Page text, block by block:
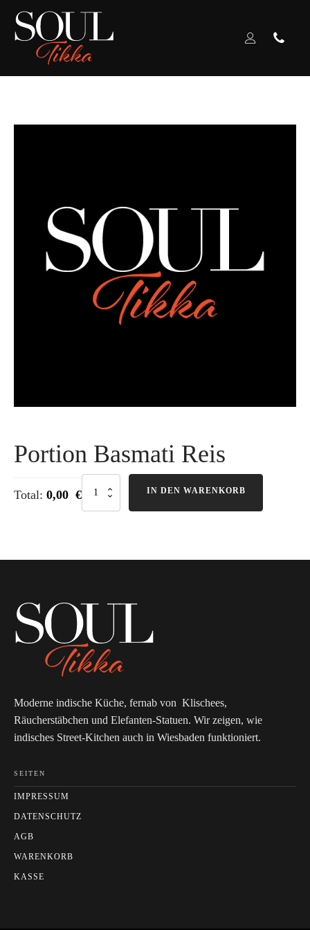
Portion Basmati Reis
Total: 0,00 €Basmati
Reis
IN DEN WARENKORB
Moderne indische Küche, fernab von Klischees,
Räucherstäbchen und Elefanten-Statuen. Wir zeigen, wie
indisches Street-Kitchen auch in Wiesbaden funktioniert.
SEITEN
IMPRESSUM
DATENSCHUTZ
AGB
WARENKORB
KASSE